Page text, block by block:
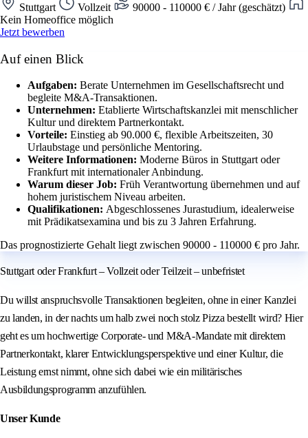
Stuttgart Vollzeit
90000 - 110000 € / Jahr (geschätzt)
Kein Homeoffice möglich
Jetzt bewerben
Auf einen Blick
Aufgaben: Berate Unternehmen im Gesellschaftsrecht und
begleite M&A-Transaktionen.
Unternehmen: Etablierte Wirtschaftskanzlei mit menschlicher
Kultur und direktem Partnerkontakt.
Vorteile: Einstieg ab 90.000 €, flexible Arbeitszeiten, 30
Urlaubstage und persönliche Mentoring.
Weitere Informationen: Moderne Büros in Stuttgart oder
Frankfurt mit internationaler Anbindung.
Warum dieser Job: Früh Verantwortung übernehmen und auf
hohem juristischem Niveau arbeiten.
Qualifikationen: Abgeschlossenes Jurastudium, idealerweise
mit Prädikatsexamina und bis zu 3 Jahren Erfahrung.
Das prognostizierte Gehalt liegt zwischen 90000 - 110000 € pro Jahr.
Stuttgart oder Frankfurt – Vollzeit oder Teilzeit – unbefristet
Du willst anspruchsvolle Transaktionen begleiten, ohne in einer Kanzlei
zu landen, in der nachts um halb zwei noch stolz Pizza bestellt wird? Hier
geht es um hochwertige Corporate- und M&A-Mandate mit direktem
Partnerkontakt, klarer Entwicklungsperspektive und einer Kultur, die
Leistung ernst nimmt, ohne sich dabei wie ein militärisches
Ausbildungsprogramm anzufühlen.
Unser Kunde